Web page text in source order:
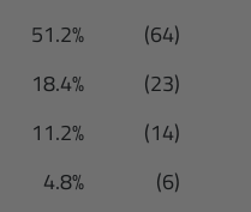
51.2%
(64)
18.4%
(23)
11.2%
(14)
4.8%
(6)